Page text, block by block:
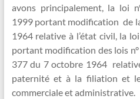
avons principalement, la loi
1999 portant modification de
1964 relative à l’état civil, la
portant modification des lois
377 du 7 octobre 1964
paternité et à la filiation et
commerciale et administrative.